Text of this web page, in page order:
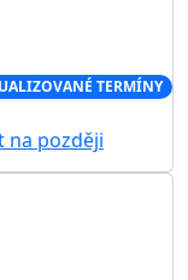
TERMÍNY
na později